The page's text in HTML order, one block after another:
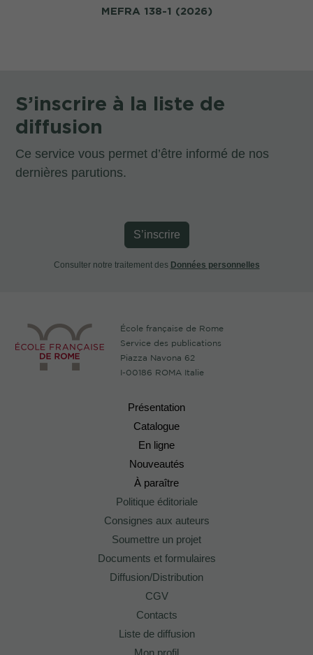
MEFRA 138-1 (2026)
S’inscrire à la liste de
diffusion
Ce service vous permet d’être informé de nos
dernières parutions.
S’inscrire
Consulter notre traitement des Données personnelles
École française de Rome
Service des publications
Piazza Navona 62
I-00186 ROMA Italie
Présentation
Catalogue
En ligne
Nouveautés
À paraître
Politique éditoriale
Consignes aux auteurs
Soumettre un projet
Documents et formulaires
Diffusion/Distribution
CGV
Contacts
Liste de diffusion
Mon profil